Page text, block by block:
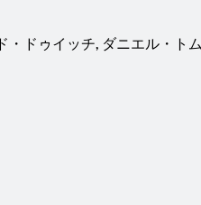
ドゥイッチ, ダニエル・ト